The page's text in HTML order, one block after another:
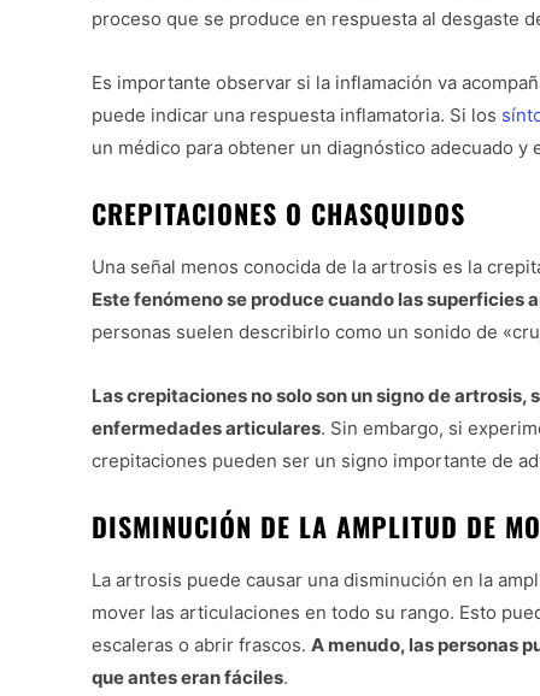
proceso que se produce en respuesta al desgaste
Es importante observar si la inflamación va
puede indicar una respuesta inflamatoria. Si los
un médico para obtener un diagnóstico adecuado
CREPITACIONES O CHASQUIDOS
Una señal menos conocida de la artrosis es la
Este fenómeno se produce cuando las superficies
personas suelen describirlo como un sonido de
Las crepitaciones no solo son un signo de
enfermedades articulares. Sin embargo, si
crepitaciones pueden ser un signo importante de
DISMINUCIÓN DE LA AMPLITUD DE
La artrosis puede causar una disminución en la
mover las articulaciones en todo su rango. Esto
escaleras o abrir frascos. A menudo, las personas
que antes eran fáciles.